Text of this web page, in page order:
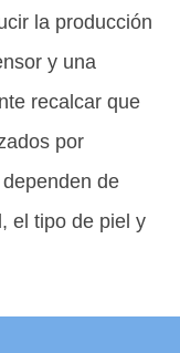
la producción
y una
recalcar que
por
de
el tipo de piel y